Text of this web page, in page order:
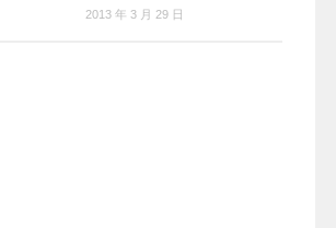
2013 年 3 月 29 日